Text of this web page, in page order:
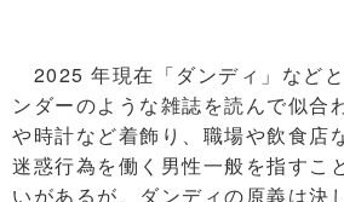
2025 年現在「ダンディ」など
ンダーのような雑誌を読んで似合
や時計など着飾り、職場や飲食店
迷惑行為を働く男性一般を指すこ
いがあるが、ダンディの原義は決